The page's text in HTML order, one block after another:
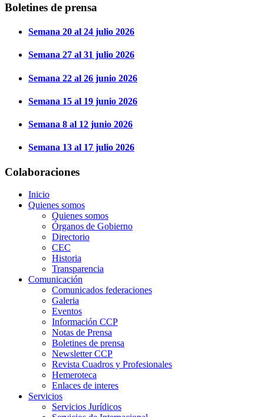
Boletines de prensa
Semana 20 al 24 julio 2026
Semana 27 al 31 julio 2026
Semana 22 al 26 junio 2026
Semana 15 al 19 junio 2026
Semana 8 al 12 junio 2026
Semana 13 al 17 julio 2026
Colaboraciones
Inicio
Quienes somos
Quienes somos
Órganos de Gobierno
Directorio
CEC
Historia
Transparencia
Comunicación
Comunicados federaciones
Galeria
Eventos
Información CCP
Notas de Prensa
Boletines de prensa
Newsletter CCP
Revista Cuadros y Profesionales
Hemeroteca
Enlaces de interes
Servicios
Servicios Jurídicos